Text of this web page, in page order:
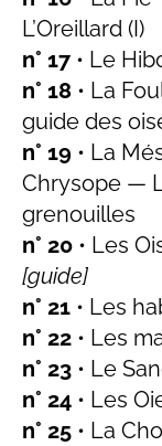
L’Oreillard (I)
n° 17 • Le
n° 18 • La
guide des
n° 19 • La
Chrysope —
grenouilles
n° 20 • Les
[guide]
n° 21 • Les
n° 22 • Les
n° 23 • Le
n° 24 • Les
n° 25 • La